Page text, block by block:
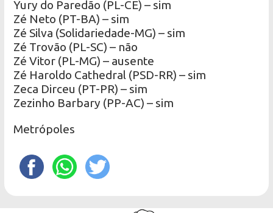
Yury do Paredão (PL-CE) – sim
Zé Neto (PT-BA) – sim
Zé Silva (Solidariedade-MG) – sim
Zé Trovão (PL-SC) – não
Zé Vitor (PL-MG) – ausente
Zé Haroldo Cathedral (PSD-RR) – sim
Zeca Dirceu (PT-PR) – sim
Zezinho Barbary (PP-AC) – sim
Metrópoles